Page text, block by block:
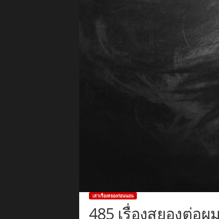
เล่าเรื่องสยองก่อนนอน
485 เรื่องสยองต่อผ